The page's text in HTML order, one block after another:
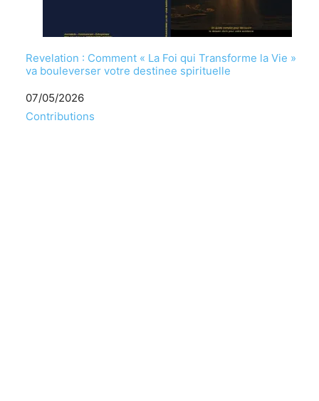
Revelation : Comment « La Foi qui Transforme la Vie »
va bouleverser votre destinee spirituelle
Date
07/05/2026
Par rapport à
Contributions